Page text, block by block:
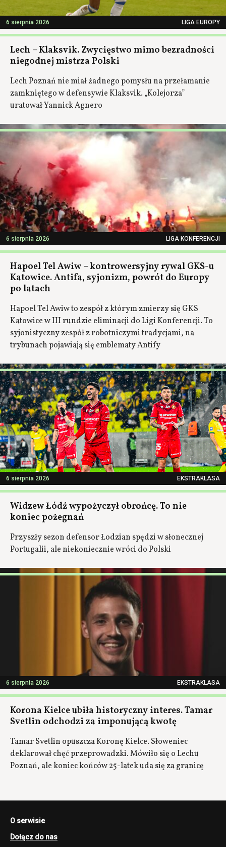
6 sierpnia 2026 LIGA EUROPY
Lech – Klaksvik. Zwycięstwo mimo bezradności
niegodnej mistrza Polski
Lech Poznań nie miał żadnego pomysłu na przełamanie
zamkniętego w defensywie Klaksvik. „Kolejorza”
uratował Yannick Agnero
6 sierpnia 2026 LIGA KONFERENCJI
Hapoel Tel Awiw – kontrowersyjny rywal GKS-u
Katowice. Antifa, syjonizm, powrót do Europy
po latach
Hapoel Tel Awiw to zespół z którym zmierzy się GKS
Katowice w III rundzie eliminacji do Ligi Konferencji. To
syjonistyczny zespół z robotniczymi tradycjami, na
trybunach pojawiają się emblematy Antify
6 sierpnia 2026 EKSTRAKLASA
Widzew Łódź wypożyczył obrońcę. To nie
koniec pożegnań
Przyszły sezon defensor Łodzian spędzi w słonecznej
Portugalii, ale niekoniecznie wróci do Polski
6 sierpnia 2026 EKSTRAKLASA
Korona Kielce ubiła historyczny interes. Tamar
Svetlin odchodzi za imponującą kwotę
Tamar Svetlin opuszcza Koronę Kielce. Słoweniec
deklarował chęć przeprowadzki. Mówiło się o Lechu
Poznań, ale koniec końców 25-latek uda się za granicę
O serwisie
Dołącz do nas